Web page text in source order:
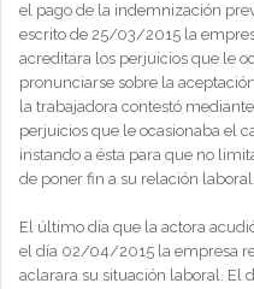
el pago de la indemnización
escrito de 25/03/2015 la
acreditara los perjuicios que le
pronunciarse sobre la
la trabajadora contestó
perjuicios que le ocasionaba el
instando a ésta para que no
de poner fin a su relación laboral.
El último día que la actora
el día 02/04/2015 la empresa
aclarara su situación laboral.